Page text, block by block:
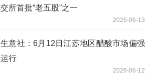
交所首批“老五股”之一
2026-06-13
生意社：6月12日江苏地区醋酸市场偏强
运行
2026-06-12